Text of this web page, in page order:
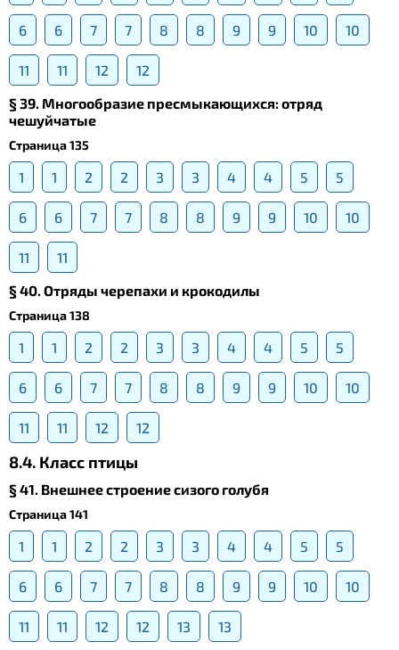
6 6 7 7 8 8 9 9 10 10
11 11 12
12
§ 39. Многообразие пресмыкающихся: отряд
чешуйчатые
Страница 135
1 1 2 2 3 3 4 4 5 5
6 6 7 7 8 8 9 9 10 10
11
11
§ 40. Отряды черепахи и крокодилы
Страница 138
1 1 2 2 3 3 4 4 5 5
6 6 7 7 8 8 9 9 10 10
11 11 12 12
8.4. Класс птицы
§ 41. Внешнее строение сизого голубя
Страница 141
1 1 2 2 3 3 4 4 5 5
6 6 7 7 8 8 9 9 10 10
11 11 12 12 13
13